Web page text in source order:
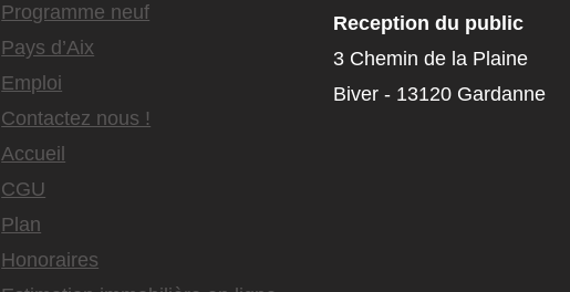
Programme neuf
Pays d’Aix
Emploi
Contactez nous !
Accueil
CGU
Plan
Honoraires
Reception du public
3 Chemin de la Plaine
Biver - 13120 Gardanne